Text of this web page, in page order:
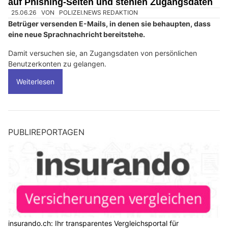
auf Phishing-Seiten und stehlen Zugangsdaten
25.06.26 VON POLIZEI.NEWS REDAKTION
Betrüger versenden E-Mails, in denen sie behaupten, dass
eine neue Sprachnachricht bereitstehe.
Damit versuchen sie, an Zugangsdaten von persönlichen
Benutzerkonten zu gelangen.
Weiterlesen
PUBLIREPORTAGEN
insurando.ch: Ihr transparentes Vergleichsportal für